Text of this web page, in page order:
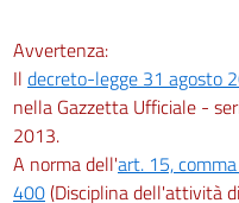
Avvertenza:
Il decreto-legge 31 agosto
nella Gazzetta Ufficiale -
2013.
A norma dell'art. 15,
400(Disciplina dell'attività